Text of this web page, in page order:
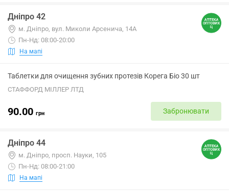
Дніпро 42
м. Дніпро, вул. Миколи Арсенича, 14А
Пн-Нд: 08:00-20:00
На мапі
Таблетки для очищення зубних протезів Корега Біо 30 шт
СТАФФОРД МІЛЛЕР ЛТД
90.00 грн Забронювати
Дніпро 44
м. Дніпро, просп. Науки, 105
Пн-Нд: 08:00-21:00
На мапі